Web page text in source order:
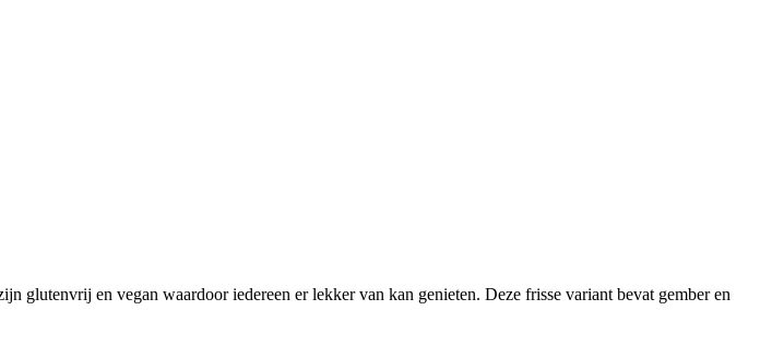
glutenvrij en vegan waardoor iedereen er lekker van kan genieten. Deze frisse variant bevat gember en